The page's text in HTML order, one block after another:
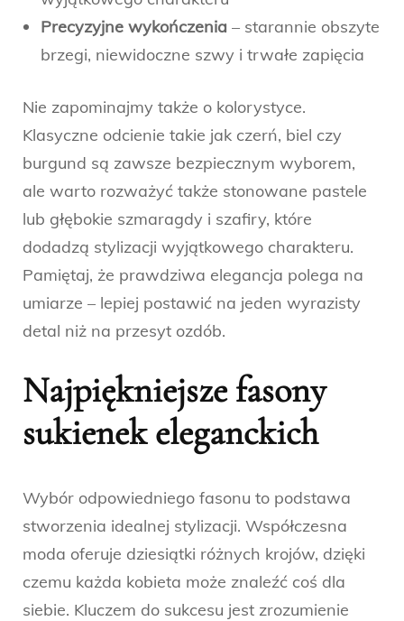
Precyzyjne wykończenia – starannie obszyte
brzegi, niewidoczne szwy i trwałe zapięcia
Nie zapominajmy także o kolorystyce.
Klasyczne odcienie takie jak czerń, biel czy
burgund są zawsze bezpiecznym wyborem,
ale warto rozważyć także stonowane pastele
lub głębokie szmaragdy i szafiry, które
dodadzą stylizacji wyjątkowego charakteru.
Pamiętaj, że prawdziwa elegancja polega na
umiarze – lepiej postawić na jeden wyrazisty
detal niż na przesyt ozdób.
Najpiękniejsze fasony
sukienek eleganckich
Wybór odpowiedniego fasonu to podstawa
stworzenia idealnej stylizacji. Współczesna
moda oferuje dziesiątki różnych krojów, dzięki
czemu każda kobieta może znaleźć coś dla
siebie. Kluczem do sukcesu jest zrozumienie